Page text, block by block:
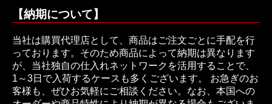
【納期について】
当社は購買代理店として、商品はご注文ごとに手配を行
っております。そのため商品によって納期は異なります
が、当社独自の仕入れネットワークを活用することで、
1～3日で入荷するケースも多くございます。 お急ぎのお
客様も、ぜひお気軽にご相談ください。なお、本国への